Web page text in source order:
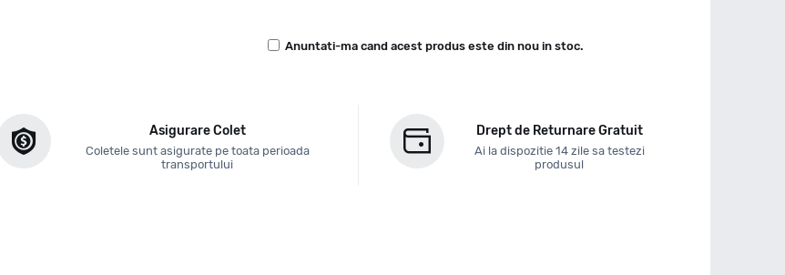
Anuntati-ma cand acest produs este din nou in stoc.
Asigurare Colet
Coletele sunt asigurate pe toata perioada
transportului
Drept de Returnare Gratuit
Ai la dispozitie 14 zile sa testezi
produsul